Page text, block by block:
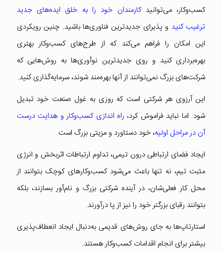
کسب‌و‌کار، می‌توانیدکارمندان خود را به خلق ایده‌های جدید
ترغیب کنید و پذیرای جدیدترین فناوری‌ها باشید. چنین رویکردی
این امکان را فراهم می‌کند که از طرح‌های کسب‌و‌کار بهتری
بهره‌برداری کنید و روی جدیدترین نوآوری‌ها به روش‌هایی که
شرکت‌های بزرگ نمی‌توانند از آنها بهره‌مند شوند، سرمایه‌گذاری کنید.
این آرزوی هر شرکتی است که روزی به غول صنعت خود تبدیل
شود. اما نباید فراموش کرد، راه اندازی کسب‌وکار و هدایت درست
آن در مراحل اولیه، خود دستاورد و مزیتی بزرگ است.
ایجاد فضای ارتباطی درون تیمی، تداوم ارتباطات اثربخش و انرژی
مثبت تیم، نه تنها باعث می‌شود کسب‌وکارهای کوچک بتوانند از
محل کار فعلی‌شان، در آینده شرکتی بزرگ و نام‌آور بسازند، بلکه
بتوانند رقبای بزرگتر خود را نیز از پا درآورند.
استارتاپ‌ها به جای روش‌های قدیمی به‌دنبال ایجاد انعطاف‌پذیری
بیشتر برای انجام اقدامات کسب‌و‌کار هستند.